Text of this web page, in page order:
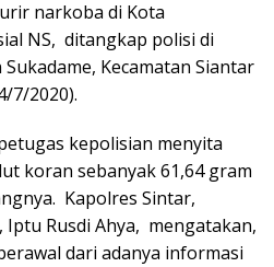
narkoba di Kota
NS, ditangkap polisi di
Kecamatan Siantar
7/2020).
kepolisian menyita
koran sebanyak 61,64 gram
Kapolres Sintar,
Iptu Rusdi Ahya, mengatakan,
dari adanya informasi